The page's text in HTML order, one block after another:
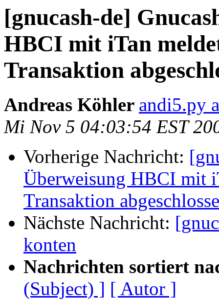
[gnucash-de]
HBCI mit iTan
Transaktion
Andreas Köhler andi5.py
Mi Nov 5 04:03:54 EST
Vorherige Nachricht:
Überweisung HBCI mit
Transaktion
Nächste Nachricht:
konten
Nachrichten sortiert
(Subject) ] [ Autor ]